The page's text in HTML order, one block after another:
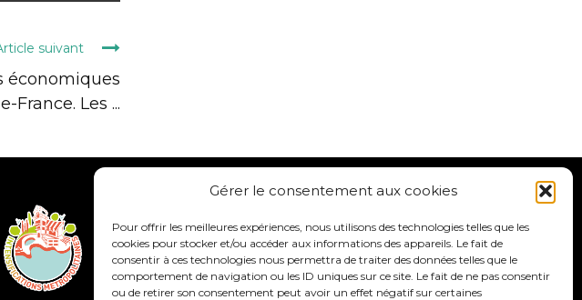
Gérer le consentement aux cookies
Pour offrir les meilleures expériences, nous utilisons des technologies telles que les
cookies pour stocker et/ou accéder aux informations des appareils. Le fait de
consentir à ces technologies nous permettra de traiter des données telles que le
comportement de navigation ou les ID uniques sur ce site. Le fait de ne pas consentir
ou de retirer son consentement peut avoir un effet négatif sur certaines
suivant
économiques
France. Les ...
Avec le soutien de